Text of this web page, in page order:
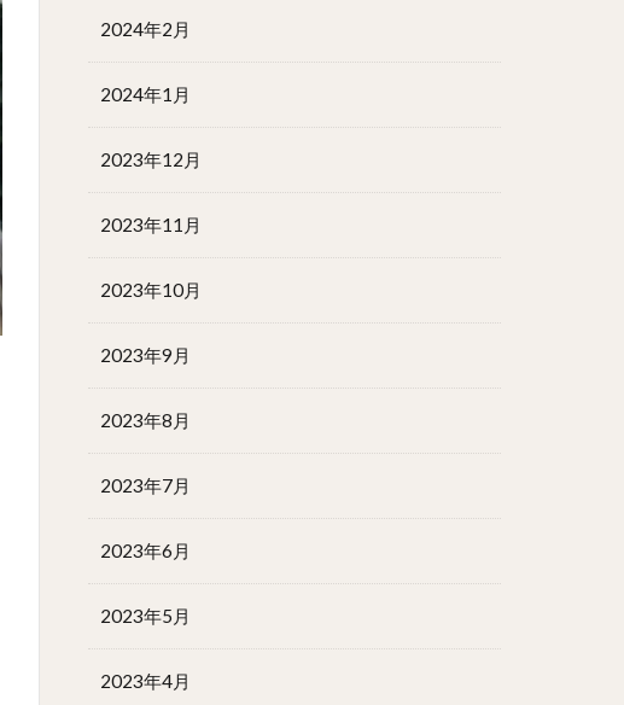
2024年2月
2024年1月
2023年12月
2023年11月
2023年10月
2023年9月
2023年8月
2023年7月
2023年6月
2023年5月
2023年4月